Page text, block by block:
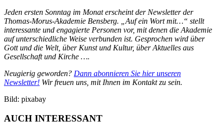
Jeden ersten Sonntag im Monat erscheint der Newsletter der
Thomas-Morus-Akademie Bensberg. „Auf ein Wort mit…“ stellt
interessante und engagierte Personen vor, mit denen die Akademie
auf unterschiedliche Weise verbunden ist. Gesprochen wird über
Gott und die Welt, über Kunst und Kultur, über Aktuelles aus
Gesellschaft und Kirche ….
Neugierig geworden? Dann abonnieren Sie hier unseren
Newsletter! Wir freuen uns, mit Ihnen im Kontakt zu sein.
Bild: pixabay
AUCH INTERESSANT